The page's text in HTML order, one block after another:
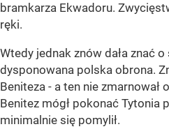
bramkarza Ekwadoru.
ręki.
Wtedy jednak znów dała znać
dysponowana polska obrona.
Beniteza - a ten nie zmarnował
Benitez mógł pokonać Tytonia
minimalnie się pomylił.